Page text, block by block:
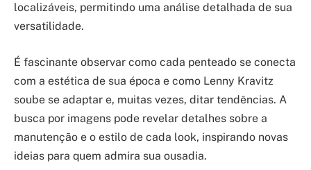
localizáveis, permitindo uma análise detalhada de sua
versatilidade.
É fascinante observar como cada penteado se conecta
com a estética de sua época e como Lenny Kravitz
soube se adaptar e, muitas vezes, ditar tendências. A
busca por imagens pode revelar detalhes sobre a
manutenção e o estilo de cada look, inspirando novas
ideias para quem admira sua ousadia.